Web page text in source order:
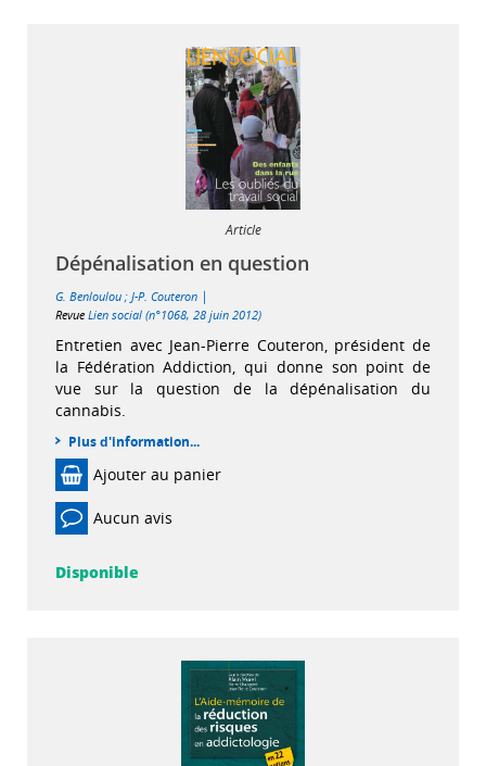
Article
Dépénalisation en question
G. Benloulou ; J-P. Couteron |
Revue Lien social (n°1068, 28 juin 2012)
Entretien avec Jean-Pierre Couteron, président de
la Fédération Addiction, qui donne son point de
vue sur la question de la dépénalisation du
cannabis.
Plus d'information...
Ajouter au panier
Aucun avis
Disponible